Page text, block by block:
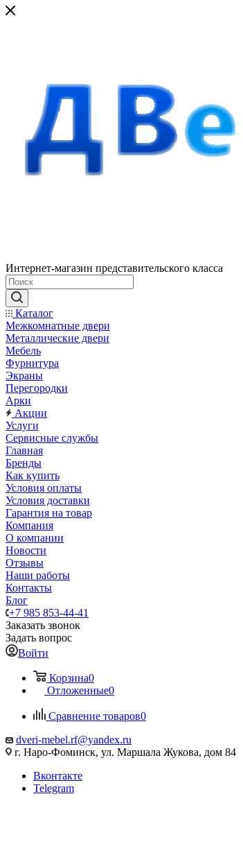
Интернет-магазин представительского класса
Каталог
Межкомнатные двери
Металлические двери
Мебель
Фурнитура
Экраны
Перегородки
Арки
Акции
Услуги
Сервисные службы
Главная
Бренды
Как купить
Условия оплаты
Условия доставки
Гарантия на товар
Компания
О компании
Новости
Отзывы
Наши работы
Контакты
Блог
+7 985 853-44-41
Заказать звонок
Задать вопрос
Войти
Корзина0
Отложенные0
Сравнение товаров0
dveri-mebel.rf@yandex.ru
г. Наро-Фоминск, ул. Маршала Жукова, дом 84
Вконтакте
Telegram